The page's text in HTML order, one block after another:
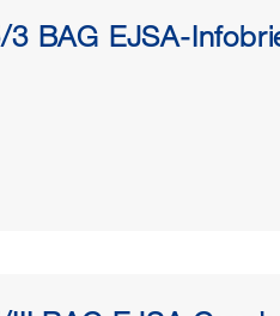
3 BAG EJSA-